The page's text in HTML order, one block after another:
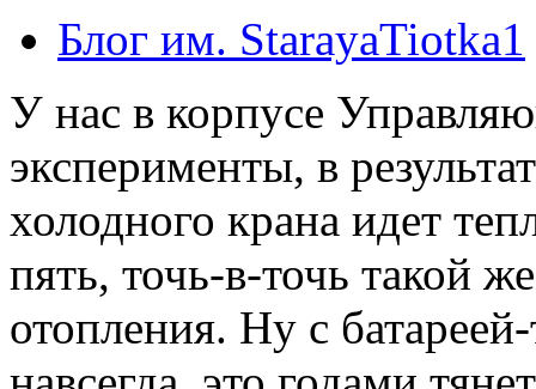
Блог им. StarayaTiotka1
У нас в корпусе
эксперименты, в
холодного крана идет
пять, точь-в-точь такой
отопления. Ну с